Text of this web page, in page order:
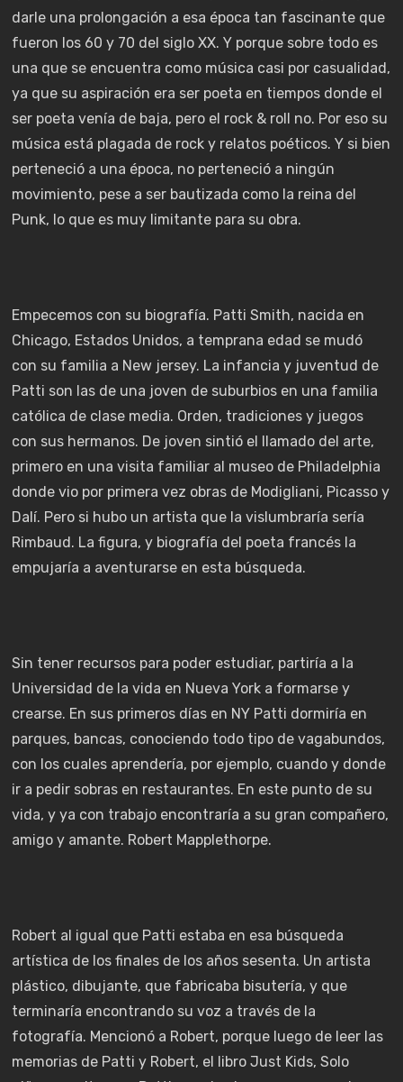
darle una prolongación a esa época tan fascinante que
fueron los 60 y 70 del siglo XX. Y porque sobre todo es
una que se encuentra como música casi por casualidad,
ya que su aspiración era ser poeta en tiempos donde el
ser poeta venía de baja, pero el rock & roll no. Por eso su
música está plagada de rock y relatos poéticos. Y si bien
perteneció a una época, no perteneció a ningún
movimiento, pese a ser bautizada como la reina del
Punk, lo que es muy limitante para su obra.
Empecemos con su biografía. Patti Smith, nacida en
Chicago, Estados Unidos, a temprana edad se mudó
con su familia a New jersey. La infancia y juventud de
Patti son las de una joven de suburbios en una familia
católica de clase media. Orden, tradiciones y juegos
con sus hermanos. De joven sintió el llamado del arte,
primero en una visita familiar al museo de Philadelphia
donde vio por primera vez obras de Modigliani, Picasso y
Dalí. Pero si hubo un artista que la vislumbraría sería
Rimbaud. La figura, y biografía del poeta francés la
empujaría a aventurarse en esta búsqueda.
Sin tener recursos para poder estudiar, partiría a la
Universidad de la vida en Nueva York a formarse y
crearse. En sus primeros días en NY Patti dormiría en
parques, bancas, conociendo todo tipo de vagabundos,
con los cuales aprendería, por ejemplo, cuando y donde
ir a pedir sobras en restaurantes. En este punto de su
vida, y ya con trabajo encontraría a su gran compañero,
amigo y amante. Robert Mapplethorpe.
Robert al igual que Patti estaba en esa búsqueda
artística de los finales de los años sesenta. Un artista
plástico, dibujante, que fabricaba bisutería, y que
terminaría encontrando su voz a través de la
fotografía. Mencionó a Robert, porque luego de leer las
memorias de Patti y Robert, el libro Just Kids, Solo